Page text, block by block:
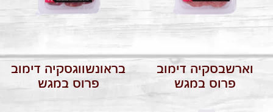
וארשבסקיה דימוב
פרוס במגש
בראונשווגסקיה דימוב
פרוס במגש